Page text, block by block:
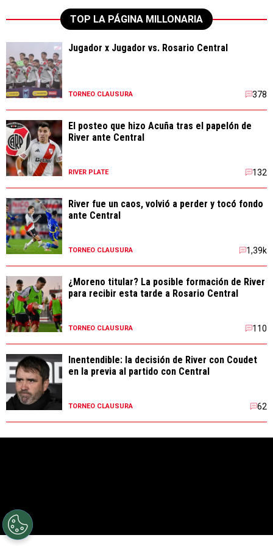
TOP LA PÁGINA MILLONARIA
Jugador x Jugador vs. Rosario Central
TORNEO CLAUSURA 378
El posteo que hizo Acuña tras el papelón de
River ante Central
RIVER PLATE 132
River fue un caos, volvió a perder y tocó fondo
ante Central
TORNEO CLAUSURA 1,39k
¿Moreno titular? La posible formación de River
para recibir esta tarde a Rosario Central
TORNEO CLAUSURA 110
Inentendible: la decisión de River con Coudet
en la previa al partido con Central
TORNEO CLAUSURA 62